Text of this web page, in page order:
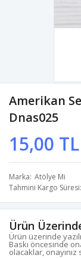
Amerikan
Dnas025
15,00 TL
Marka Atölye Mi
Tahmini Kargo Süresi
Ürün
Ürün üzerinde
Baskı öncesinde
olacaklar, onayınız